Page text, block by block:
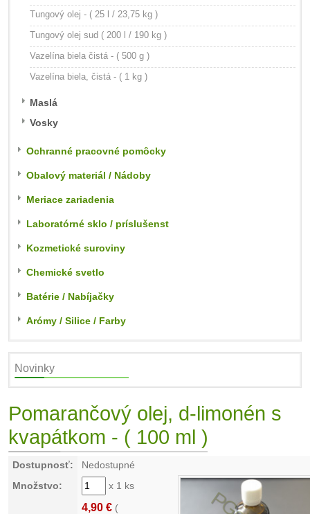
Tungový olej - ( 25 l / 23,75 kg )
Tungový olej sud ( 200 l / 190 kg )
Vazelína biela čistá - ( 500 g )
Vazelína biela, čistá - ( 1 kg )
Maslá
Vosky
Ochranné pracovné pomôcky
Obalový materiál / Nádoby
Meriace zariadenia
Laboratórné sklo / príslušenst
Kozmetické suroviny
Chemické svetlo
Batérie / Nabíjačky
Arómy / Silice / Farby
Novinky
Pomarančový olej, d-limonén s
kvapátkom - ( 100 ml )
Dostupnosť:
Nedostupné
Množstvo:
x 1 ks
4,90 € (